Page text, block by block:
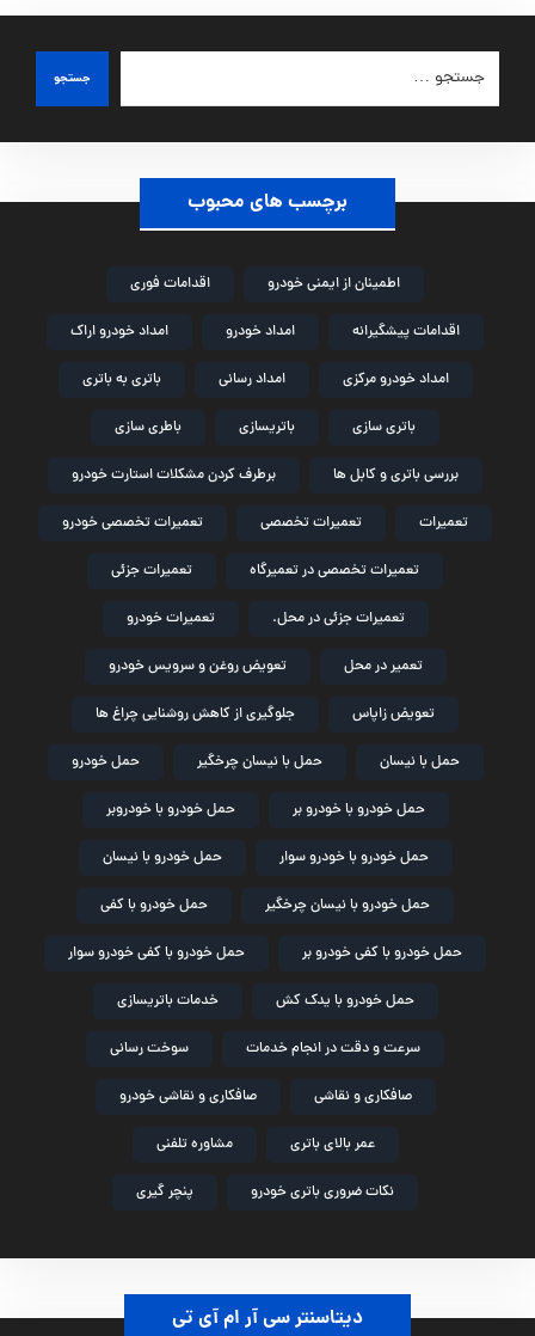
جستجو
برچسب های محبوب
اطمینان از ایمنی خودرو اقدامات فوری
اقدامات پیشگیرانه امداد خودرو امداد خودرو اراک
امداد خودرو مرکزی امداد رسانی باتری به باتری
باتری سازی باتریسازی باطری سازی
بررسی باتری و کابل ها برطرف کردن مشکلات استارت خودرو
تعمیرات تعمیرات تخصصی تعمیرات تخصصی خودرو
تعمیرات تخصصی در تعمیرگاه تعمیرات جزئی
تعمیرات جزئی در محل. تعمیرات خودرو
تعمیر در محل تعویض روغن و سرویس خودرو
تعویض زاپاس جلوگیری از کاهش روشنایی چراغ ها
حمل با نیسان حمل با نیسان چرخگیر حمل خودرو
حمل خودرو با خودرو بر حمل خودرو با خودروبر
حمل خودرو با خودرو سوار حمل خودرو با نیسان
حمل خودرو با نیسان چرخگیر حمل خودرو با کفی
حمل خودرو با کفی خودرو بر حمل خودرو با کفی خودرو سوار
حمل خودرو با یدک کش خدمات باتریسازی
سرعت و دقت در انجام خدمات سوخت رسانی
صافکاری و نقاشی صافکاری و نقاشی خودرو
عمر بالای باتری مشاوره تلفنی
نکات ضروری باتری خودرو پنچر گیری
دیتاسنتر سی آر ام آی تی